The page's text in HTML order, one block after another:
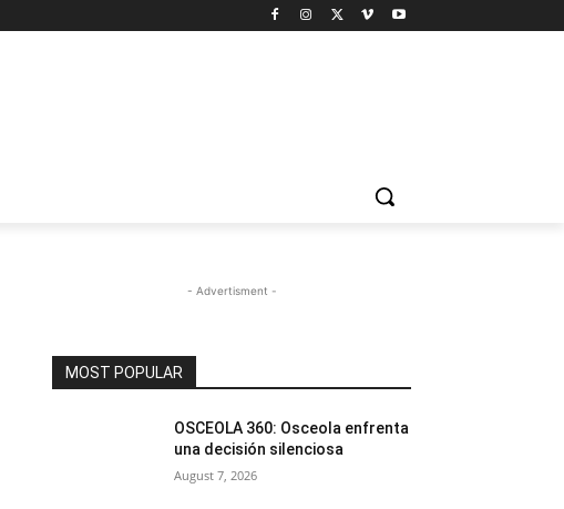
- Advertisment -
MOST POPULAR
OSCEOLA 360: Osceola enfrenta
una decisión silenciosa
August 7, 2026